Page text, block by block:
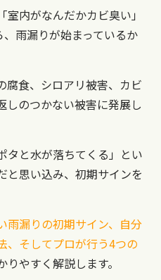
室内がなんだかカビ臭い」
雨漏りが始まっているか
腐食、シロアリ被害、カビ
しのつかない被害に発展し
タと水が落ちてくる」とい
と思い込み、初期サインを
雨漏りの初期サイン、自分
、そしてプロが行う4つの
りやすく解説します。